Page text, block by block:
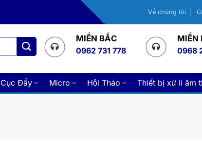
Về chúng tôi
MIỀN BẮC
0962 731 778
MIỀN
0968
Cục Đẩy Micro Hội Thảo Thiết bị xử lí âm